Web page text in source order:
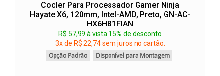
Cooler Para Processador Gamer Ninja
Hayate X6, 120mm, Intel-AMD, Preto, GN-AC-
HX6HB1FIAN
R$ 57,99 à vista 15% de desconto
3x de R$ 22,74 sem juros no cartão.
Opção Padrão
Disponível para Montagem